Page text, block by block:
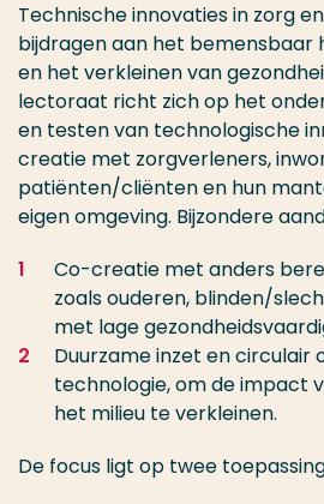
Technische innovaties in zorg
bijdragen aan het bemensbaar
en het verkleinen van
lectoraat richt zich op het
en testen van technologische
creatie met zorgverleners,
patiënten/cliënten en hun
eigen omgeving. Bijzondere
Co-creatie met anders
zoals ouderen, blinden/
met lage
Duurzame inzet en circulair
technologie, om de impact
het milieu te verkleinen.
De focus ligt op twee